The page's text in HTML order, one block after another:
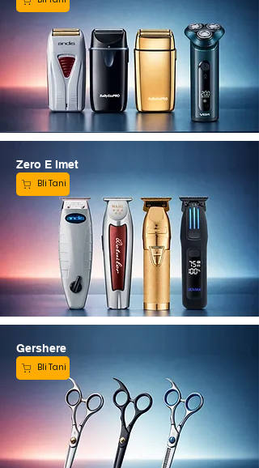
Zero E Imet
Bli Tani
Gershere
Bli Tani